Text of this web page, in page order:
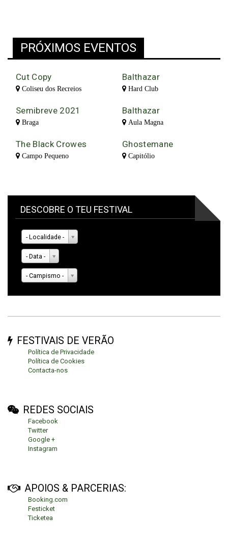
PRÓXIMOS EVENTOS
Cut Copy
Coliseu dos Recreios
Balthazar
Hard Club
Semibreve 2021
Braga
Balthazar
Aula Magna
The Black Crowes
Campo Pequeno
Ghostemane
Capitólio
DESCOBRE O TEU FESTIVAL
- Localidade -
- Data -
- Campismo -
FESTIVAIS DE VERÃO
Política de Privacidade
Política de Cookies
Contacta-nos
REDES SOCIAIS
Facebook
Twitter
Google +
Instagram
APOIOS & PARCERIAS:
Booking.com
Festicket
Ticketea